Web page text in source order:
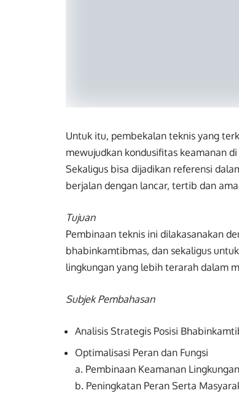
Untuk itu, pembekalan teknis yang
mewujudkan kondusifitas keamanan
Sekaligus bisa dijadikan referensi
berjalan dengan lancar, tertib dan
Tujuan
Pembinaan teknis ini dilakasanakan
bhabinkamtibmas, dan sekaligus
lingkungan yang lebih terarah dalam
Subjek Pembahasan
Analisis Strategis Posisi
Optimalisasi Peran dan Fungsi
a. Pembinaan Keamanan Lingkungan
b. Peningkatan Peran Serta